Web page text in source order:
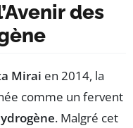
des
Mirai en 2014, la
comme un fervent
. Malgré cet